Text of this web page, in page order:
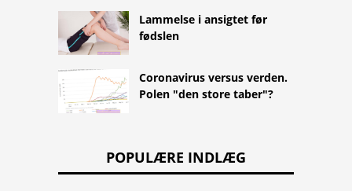
Lammelse i ansigtet før
fødslen
Coronavirus versus verden.
Polen "den store taber"?
POPULÆRE INDLÆG